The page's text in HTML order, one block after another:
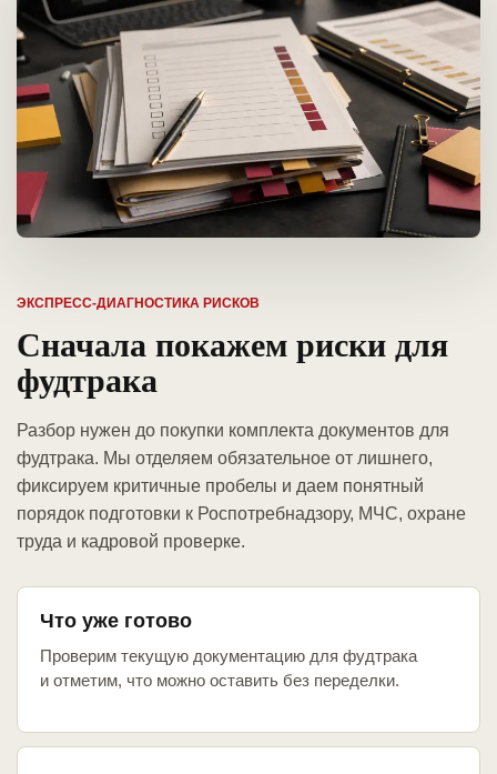
ЭКСПРЕСС-ДИАГНОСТИКА РИСКОВ
Сначала покажем риски для
фудтрака
Разбор нужен до покупки комплекта документов для
фудтрака. Мы отделяем обязательное от лишнего,
фиксируем критичные пробелы и даем понятный
порядок подготовки к Роспотребнадзору, МЧС, охране
труда и кадровой проверке.
Что уже готово
Проверим текущую документацию для фудтрака
и отметим, что можно оставить без переделки.